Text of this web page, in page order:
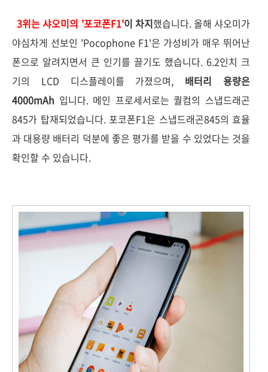
3위는 샤오미의 '포코폰F1'이 차지했습니다. 올해 샤오미가
야심차게 선보인 'Pocophone F1'은 가성비가 매우 뛰어난
폰으로 알려지면서 큰 인기를 끌기도 했습니다. 6.2인치 크
기의 LCD 디스플레이를 가졌으며, 배터리 용량은
4000mAh 입니다. 메인 프로세서로는 퀄컴의 스냅드래곤
845가 탑재되었습니다. 포코폰F1은 스냅드래곤845의 효율
과 대용량 배터리 덕분에 좋은 평가를 받을 수 있었다는 것을
확인할 수 있습니다.